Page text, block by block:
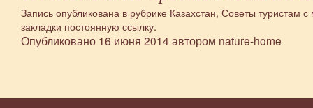
Запись опубликована в рубрике Казахстан, Советы туристам с
закладки постоянную ссылку.
Опубликовано 16 июня 2014 автором nature-home